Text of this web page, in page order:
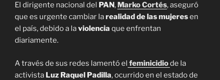
El dirigente nacional del PAN, Marko Cortés, aseguró
que es urgente cambiar larealidad de las mujeresen
el país, debido a laviolencia que enfrentan
diariamente.
A través de sus redes lamentó el feminicidiode la
activista Luz Raquel Padilla, ocurrido en el estado de